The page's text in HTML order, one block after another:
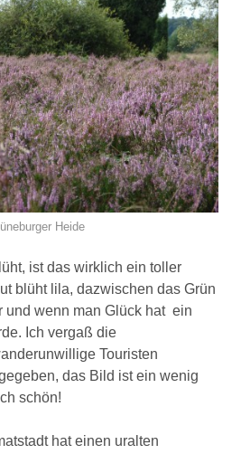
Heide
ist das wirklich ein toller
blüht lila, dazwischen das Grün
und wenn man Glück hat ein
Ich vergaß die
Touristen
das Bild ist ein wenig
schön!
hat einen uralten